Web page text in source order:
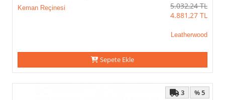
Keman Reçinesi 5.032,24 TL
4.881,27 TL
Leatherwood
Sepete Ekle
% 5
3